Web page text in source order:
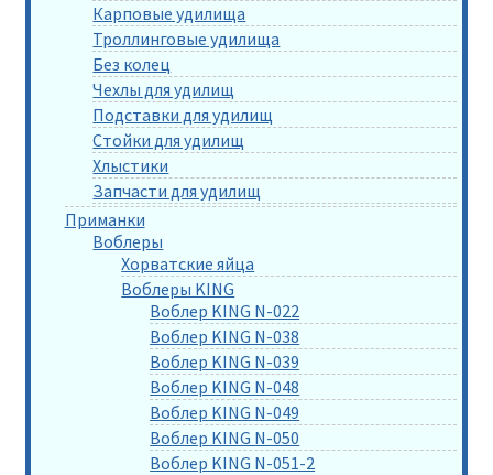
Карповые удилища
Троллинговые удилища
Без колец
Чехлы для удилищ
Подставки для удилищ
Стойки для удилищ
Хлыстики
Запчасти для удилищ
Приманки
Воблеры
Хорватские яйца
Воблеры KING
Воблер KING N-022
Воблер KING N-038
Воблер KING N-039
Воблер KING N-048
Воблер KING N-049
Воблер KING N-050
Воблер KING N-051-2